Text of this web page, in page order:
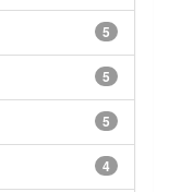
5
5
5
4